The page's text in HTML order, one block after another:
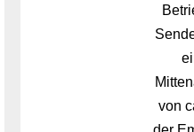
von